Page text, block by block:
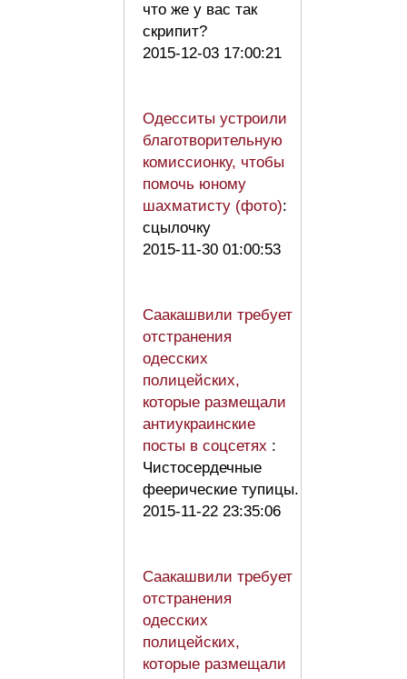
что же у вас так
скрипит?
2015-12-03 17:00:21
Одесситы устроили
благотворительную
комиссионку, чтобы
помочь юному
шахматисту (фото):
сцылочку
2015-11-30 01:00:53
Саакашвили требует
отстранения
одесских
полицейских,
которые размещали
антиукраинские
посты в соцсетях :
Чистосердечные
феерические тупицы.
2015-11-22 23:35:06
Саакашвили требует
отстранения
одесских
полицейских,
которые размещали